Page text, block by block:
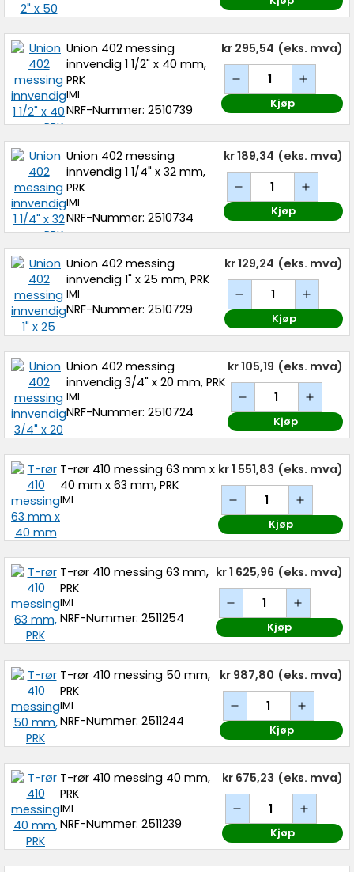
Union 402 messing
innvendig 1 1/2" x 40 mm,
PRK
IMI
NRF-Nummer: 2510739
kr 295,54 (eks. mva)
Kjøp
Union 402 messing
innvendig 1 1/4" x 32 mm,
PRK
IMI
NRF-Nummer: 2510734
kr 189,34 (eks. mva)
Kjøp
Union 402 messing
innvendig 1" x 25 mm, PRK
IMI
NRF-Nummer: 2510729
kr 129,24 (eks. mva)
Kjøp
Union 402 messing
innvendig 3/4" x 20 mm, PRK
IMI
NRF-Nummer: 2510724
kr 105,19 (eks. mva)
Kjøp
T-rør 410 messing 63 mm x
40 mm x 63 mm, PRK
IMI
kr 1 551,83 (eks. mva)
Kjøp
T-rør 410 messing 63 mm,
PRK
IMI
NRF-Nummer: 2511254
kr 1 625,96 (eks. mva)
Kjøp
T-rør 410 messing 50 mm,
PRK
IMI
NRF-Nummer: 2511244
kr 987,80 (eks. mva)
Kjøp
T-rør 410 messing 40 mm,
PRK
IMI
NRF-Nummer: 2511239
kr 675,23 (eks. mva)
Kjøp